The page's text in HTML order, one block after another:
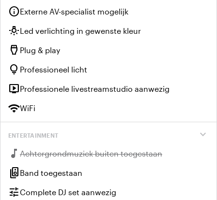
infoExterne AV-specialist mogelijk
wb_incandescentLed verlichting in gewenste kleur
settings_input_hdmi Plug & play
lightbulb Professioneel licht
live_tvProfessionele livestreamstudio aanwezig
wifiWiFi
expand_more
ENTERTAINMENT
music_note Niet beschikbaar:
Achtergrondmuziek buiten toegestaan
speaker_group Band toegestaan
tuneComplete DJ set aanwezig